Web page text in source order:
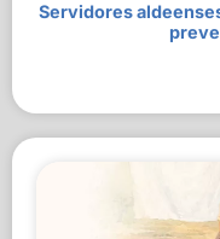
Servidores